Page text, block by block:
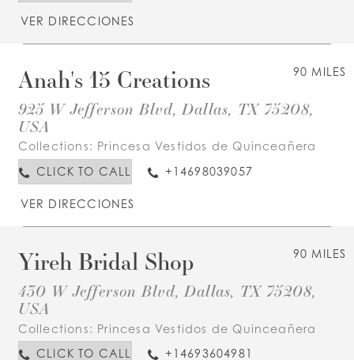
VER DIRECCIONES
90 MILES
Anah's 15 Creations
925 W Jefferson Blvd, Dallas, TX 75208,
USA
Collections: Princesa Vestidos de Quinceañera
CLICK TO CALL
+14698039057
VER DIRECCIONES
90 MILES
Yireh Bridal Shop
430 W Jefferson Blvd, Dallas, TX 75208,
USA
Collections: Princesa Vestidos de Quinceañera
CLICK TO CALL
+14693604981